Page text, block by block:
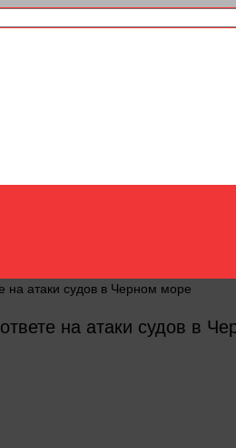
на атаки судов в Черном море
на атаки судов в